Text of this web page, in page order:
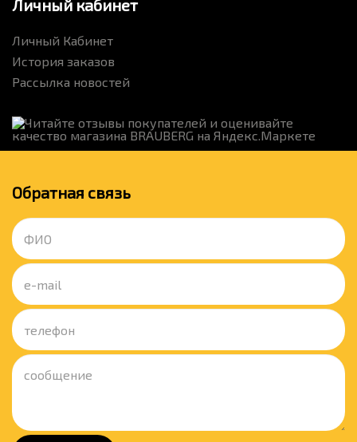
Личный кабинет
Личный Кабинет
История заказов
Рассылка новостей
Обратная связь